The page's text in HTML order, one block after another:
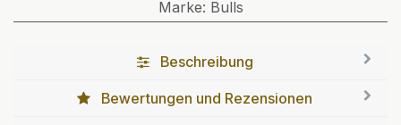
Marke: Bulls
Beschreibung
Bewertungen und Rezensionen